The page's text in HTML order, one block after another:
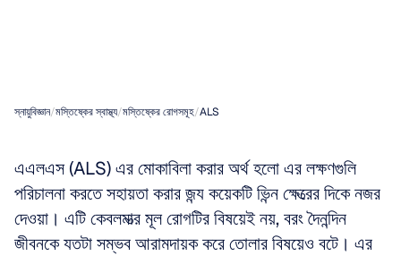
স্নায়ুবিজ্ঞান/মস্তিষ্কের স্বাস্থ্য/মস্তিষ্কের রোগসমূহ/ALS
এএলএস (ALS) এর মোকাবিলা করার অর্থ হলো এর লক্ষণগুলি
পরিচালনা করতে সহায়তা করার জন্য কয়েকটি ভিন্ন ক্ষেত্রের দিকে নজর
দেওয়া। এটি কেবলমাত্র মূল রোগটির বিষয়েই নয়, বরং দৈনন্দিন
জীবনকে যতটা সম্ভব আরামদায়ক করে তোলার বিষয়েও বটে। এর